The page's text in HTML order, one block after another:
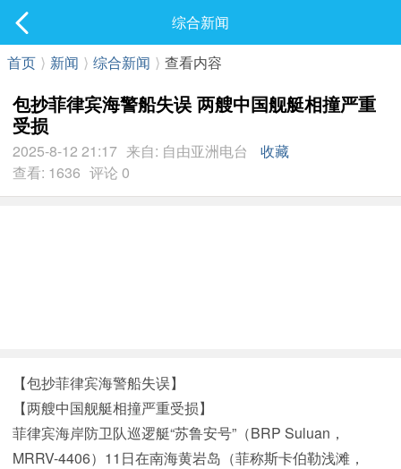
最新发表
综合新闻
首页 ⟩ 新闻 ⟩ 综合新闻 ⟩ 查看内容
包抄菲律宾海警船失误 两艘中国舰艇相撞严重
受损
2025-8-12 21:17 来自: 自由亚洲电台
收藏
查看: 1636 评论 0
【包抄菲律宾海警船失误】
【两艘中国舰艇相撞严重受损】
菲律宾海岸防卫队巡逻艇“苏鲁安号”（BRP Suluan，
MRRV-4406）11日在南海黄岩岛（菲称斯卡伯勒浅滩，